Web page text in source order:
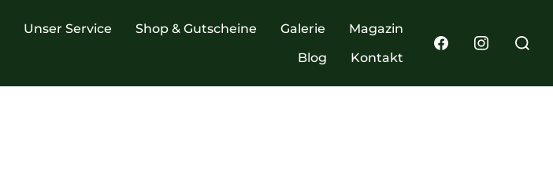
Unser Service Shop & Gutscheine Galerie
Magazin
Blog
Kontakt